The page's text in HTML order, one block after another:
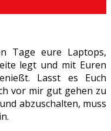
Tage eure Laptops,
legt und mit Euren
Lasst es Euch
vor mir gut gehen zu
abzuschalten, muss